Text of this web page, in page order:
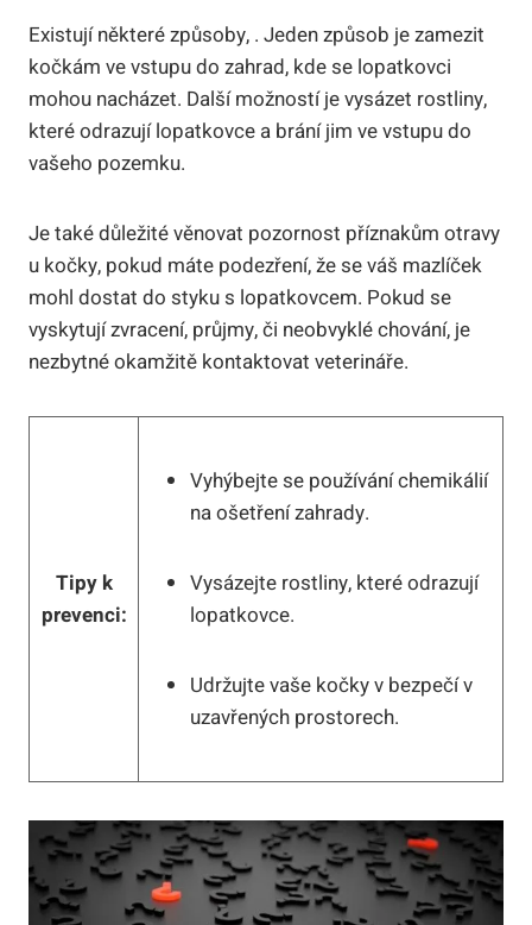
Existují některé způsoby, . Jeden způsob je zamezit
kočkám ve vstupu do zahrad, kde se lopatkovci
mohou nacházet. Další možností je vysázet rostliny,
které odrazují lopatkovce a brání jim ve vstupu do
vašeho pozemku.
Je také důležité věnovat pozornost příznakům otravy
u kočky, pokud máte podezření, že se váš mazlíček
mohl dostat do styku s lopatkovcem. Pokud se
vyskytují zvracení, průjmy, či neobvyklé chování, je
nezbytné okamžitě kontaktovat veterináře.
Tipy k
prevenci:
Vyhýbejte se používání chemikálií
na ošetření zahrady.
Vysázejte rostliny, které odrazují
lopatkovce.
Udržujte vaše kočky v bezpečí v
uzavřených prostorech.